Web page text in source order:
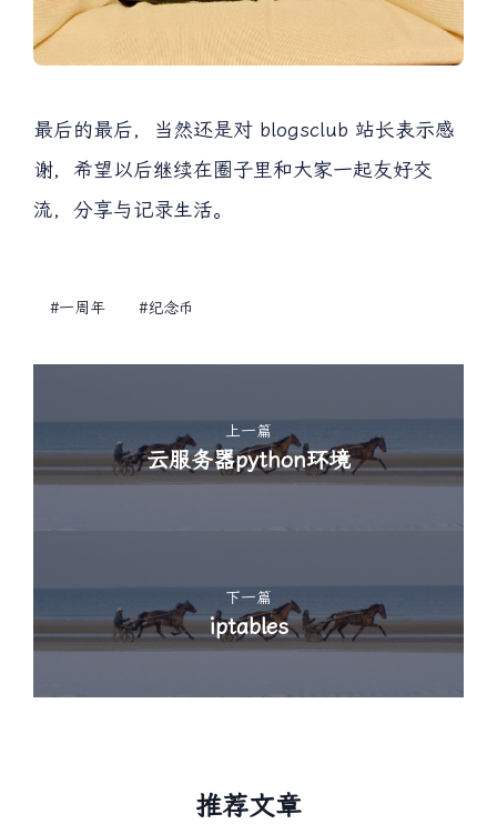
最后的最后，当然还是对 blogsclub 站长表示感
谢，希望以后继续在圈子里和大家一起友好交
流，分享与记录生活。
#一周年 #纪念币
上一篇
云服务器python环境
下一篇
iptables
推荐文章